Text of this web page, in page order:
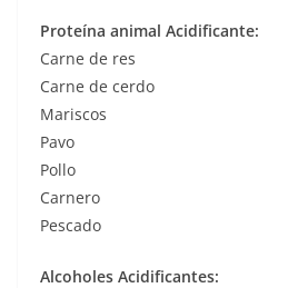
Proteína animal Acidificante:
Carne de res
Carne de cerdo
Mariscos
Pavo
Pollo
Carnero
Pescado
Alcoholes Acidificantes: